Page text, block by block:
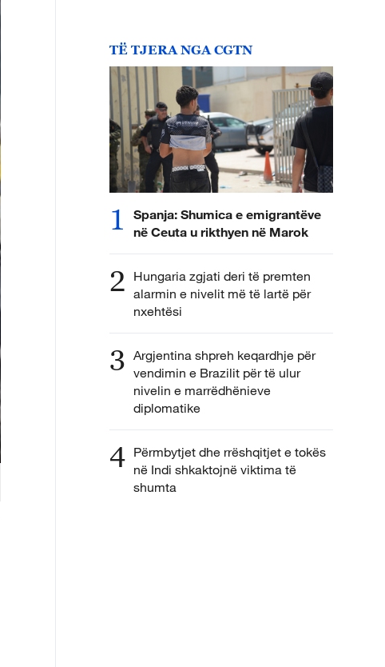
TË TJERA NGA CGTN
1
Spanja: Shumica e emigrantëve
në Ceuta u rikthyen në Marok
2 Hungaria zgjati deri të premten
alarmin e nivelit më të lartë për
nxehtësi
3 Argjentina shpreh keqardhje për
vendimin e Brazilit për të ulur
nivelin e marrëdhënieve
diplomatike
4 Përmbytjet dhe rrëshqitjet e tokës
në Indi shkaktojnë viktima të
shumta